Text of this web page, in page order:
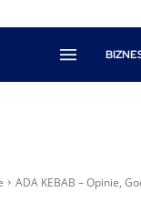
ADA KEBAB – Opinie,